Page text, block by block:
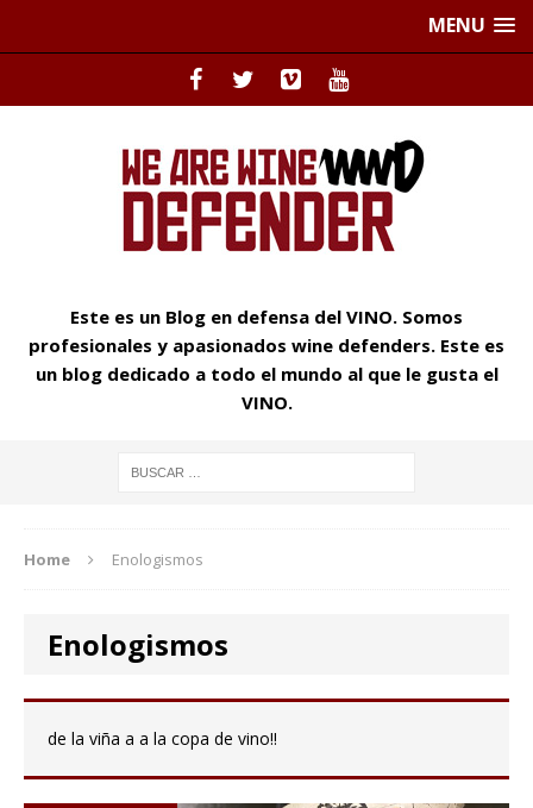
MENU
Este es un Blog en defensa del VINO. Somos
profesionales y apasionados wine defenders. Este es
un blog dedicado a todo el mundo al que le gusta el
VINO.
Home Enologismos
Enologismos
de la viña a a la copa de vino!!